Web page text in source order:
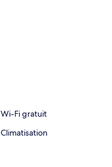
Wi-Fi gratuit
Climatisation